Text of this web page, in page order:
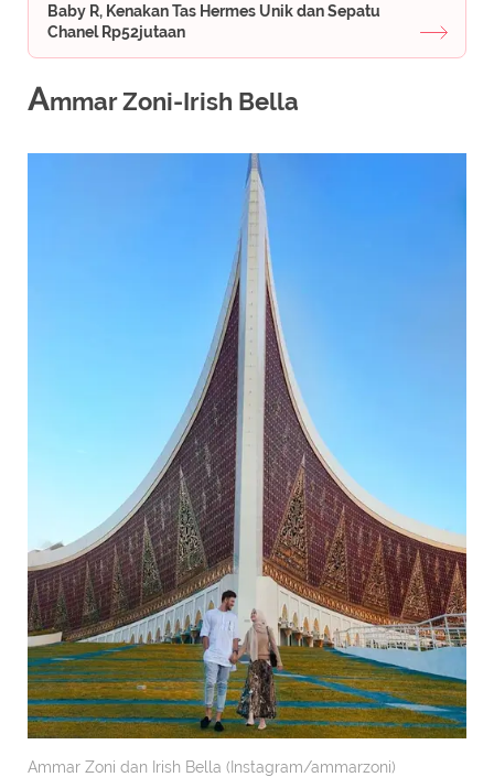
Baby R, Kenakan Tas Hermes Unik dan Sepatu
Chanel Rp52jutaan
Ammar Zoni-Irish Bella
Ammar Zoni dan Irish Bella (Instagram/ammarzoni)